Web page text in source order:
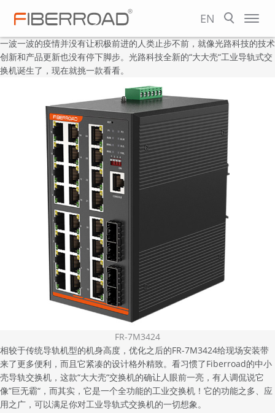
EN
一波一波的疫情并没有让积极前进的人类止步不前，就像光路科技的技术
创新和产品更新也没有停下脚步。光路科技全新的“大大壳“工业导轨式交
换机诞生了，现在就挑一款看看。
FR-7M3424
相较于传统导轨机型的机身高度，优化之后的FR-7M3424给现场安装带
来了更多便利，而且它紧凑的设计格外精致。看习惯了Fiberroad的中小
壳导轨交换机，这款“大大壳“交换机的确让人眼前一亮，有人调侃说它
像”巨无霸“，而其实，它是一个全功能的工业交换机！它的功能之多、应
用之广，可以满足你对工业导轨式交换机的一切想象。